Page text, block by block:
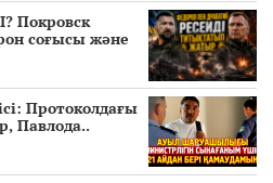
Покровск
соғысы және
Протоколдағы
Павлода..